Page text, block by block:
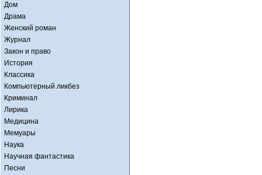
Дом
Драма
Женский роман
Журнал
Закон и право
История
Классика
Компьютерный ликбез
Криминал
Лирика
Медицина
Мемуары
Наука
Научная фантастика
Песни